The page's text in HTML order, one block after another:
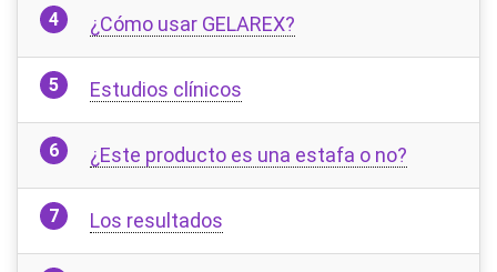
¿Cómo usar GELAREX?
Estudios clínicos
¿Este producto es una estafa o no?
Los resultados